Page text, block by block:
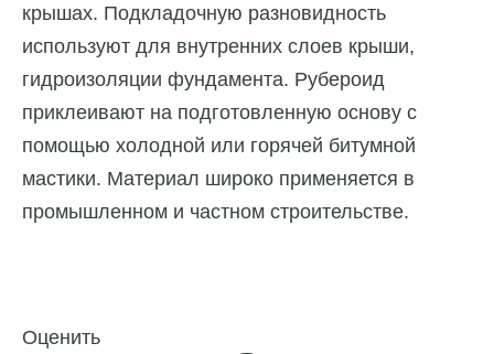
крышах. Подкладочную разновидность
используют для внутренних слоев крыши,
гидроизоляции фундамента. Рубероид
приклеивают на подготовленную основу с
помощью холодной или горячей битумной
мастики. Материал широко применяется в
промышленном и частном строительстве.
Оценить